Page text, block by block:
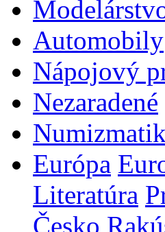
Automobily
Nápojový
Nezaradené
Európa
Literatúra
Česko